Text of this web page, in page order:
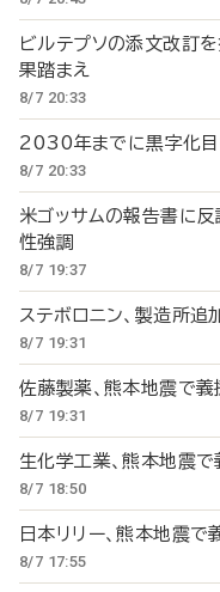
ビルテプソの添文改
果踏まえ
8/7 20:33
2030年までに黒字化
8/7 20:33
米ゴッサムの報告書に
性強調
8/7 19:37
ステボロニン、製造所
8/7 19:31
佐藤製薬、熊本地震で
8/7 19:31
生化学工業、熊本地震
8/7 18:50
日本リリー、熊本地震
8/7 17:55